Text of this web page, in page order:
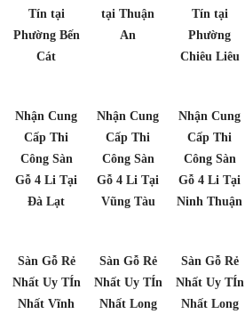
Tín tại
Phường Bến
Cát
tại Thuận
An
Tín tại
Phường
Chiêu Liêu
Nhận Cung
Cấp Thi
Công Sàn
Gỗ 4 Li Tại
Đà Lạt
Nhận Cung
Cấp Thi
Công Sàn
Gỗ 4 Li Tại
Vũng Tàu
Nhận Cung
Cấp Thi
Công Sàn
Gỗ 4 Li Tại
Ninh Thuận
Sàn Gỗ Rẻ
Nhất Uy TÍn
Nhất Vĩnh
Sàn Gỗ Rẻ
Nhất Uy TÍn
Nhất Long
Sàn Gỗ Rẻ
Nhất Uy TÍn
Nhất Long